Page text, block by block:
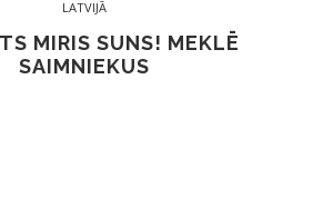
LATVIJĀ
MIRIS SUNS! MEKLĒ
SAIMNIEKUS